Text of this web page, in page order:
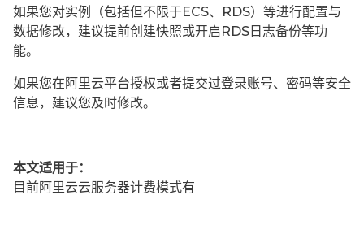
如果您对实例（包括但不限于ECS、RDS）等进行配置与
数据修改，建议提前创建快照或开启RDS日志备份等功
能。
如果您在阿里云平台授权或者提交过登录账号、密码等安全
信息，建议您及时修改。
本文适用于：
目前阿里云云服务器计费模式有